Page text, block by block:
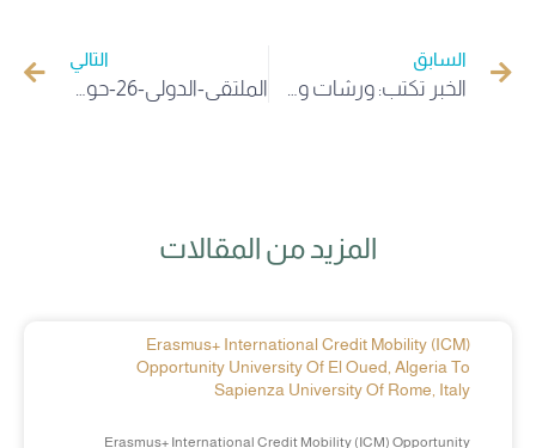
السابق
الخبر تكتب: ورشات وطنية لتوحيد برامج التكوين بجامعة الوادي
التالي
الملتقى-الدولي-26-حول-المسؤولية-في-القانون-العام
المزيد من المقالات
Erasmus+ International Credit Mobility (ICM)
Opportunity University Of El Oued, Algeria To
Sapienza University Of Rome, Italy
Erasmus+ International Credit Mobility (ICM) Opportunity